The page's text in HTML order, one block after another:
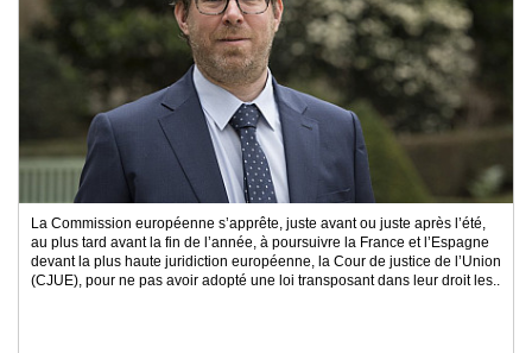
La Commission européenne s’apprête, juste avant ou juste après l’été,
au plus tard avant la fin de l’année, à poursuivre la France et l’Espagne
devant la plus haute juridiction européenne, la Cour de justice de l’Union
(CJUE), pour ne pas avoir adopté une loi transposant dans leur droit les..